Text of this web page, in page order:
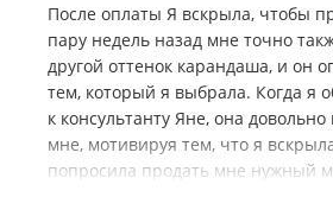
После оплаты Я вскрыла, чтобы
пару недель назад мне точно
другой оттенок карандаша, и он
тем, который я выбрала. Когда я
к консультанту Яне, она довольно
мне, мотивируя тем, что я
попросила продать мне нужный